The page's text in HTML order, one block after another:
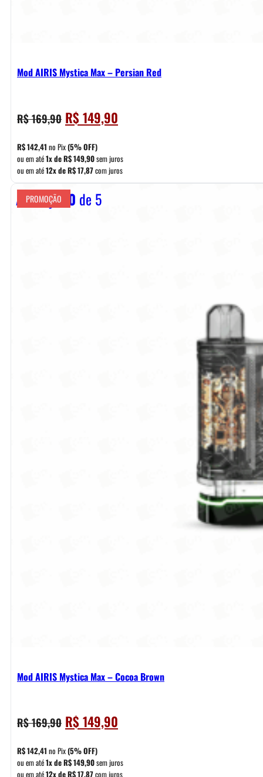
Mod AIRIS Mystica Max – Persian Red
R$169,90 O
preço
original
era:
R$ 169,90.
R$149,90
preço
é:
R$ 149,90.
R$142,41 no Pix(5% OFF)
ou em até1x deR$149,90sem juros
ou em até12x deR$17,87com juros
Avaliação 0 de 5
PROMOÇÃO
Mod AIRIS Mystica Max – Cocoa Brown
R$169,90 O
preço
original
era:
R$149,90
preço
é:
R$142,41 no Pix(5% OFF)
ou em até1x deR$149,90sem juros
ou em até12x deR$17,87com juros